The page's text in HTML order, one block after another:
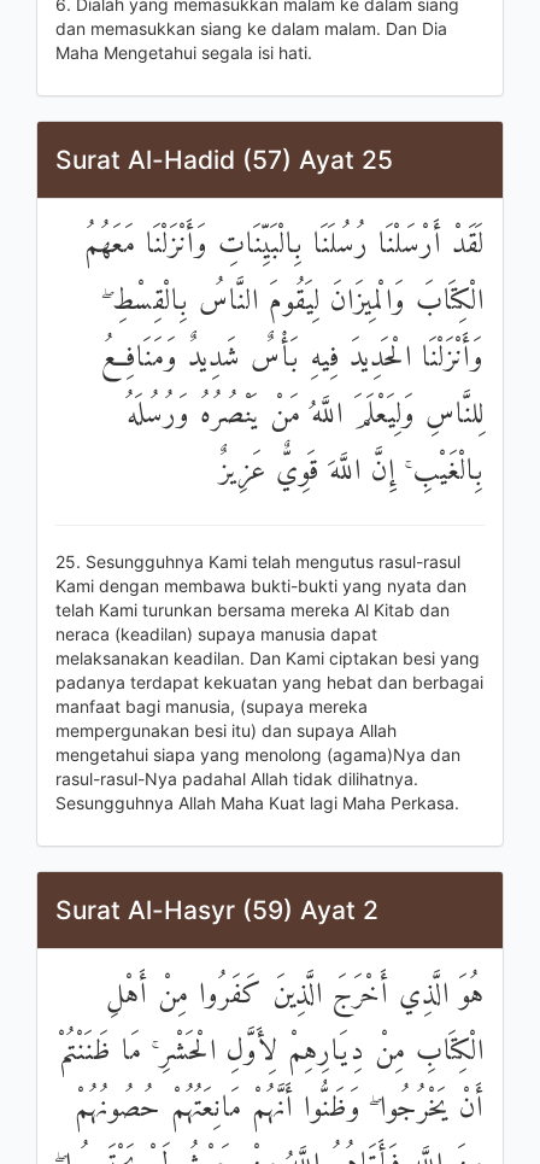
6. Dialah yang memasukkan malam ke dalam siang
dan memasukkan siang ke dalam malam. Dan Dia
Maha Mengetahui segala isi hati.
Surat Al-Hadid (57) Ayat 25
لَقَدْ أَرْسَلْنَا رُسُلَنَا بِالْبَيِّنَاتِ وَأَنْزَلْنَا مَعَهُمُ
الْكِتَابَ وَالْمِيزَانَ لِيَقُومَ النَّاسُ بِالْقِسْطِ ۖ
وَأَنْزَلْنَا الْحَدِيدَ فِيهِ بَأْسٌ شَدِيدٌ وَمَنَافِعُ
لِلنَّاسِ وَلِيَعْلَمَ اللَّهُ مَنْ يَنْصُرُهُ وَرُسُلَهُ
بِالْغَيْبِ ۚ إِنَّ اللَّهَ قَوِيٌّ عَزِيزٌ
25. Sesungguhnya Kami telah mengutus rasul-rasul
Kami dengan membawa bukti-bukti yang nyata dan
telah Kami turunkan bersama mereka Al Kitab dan
neraca (keadilan) supaya manusia dapat
melaksanakan keadilan. Dan Kami ciptakan besi yang
padanya terdapat kekuatan yang hebat dan berbagai
manfaat bagi manusia, (supaya mereka
mempergunakan besi itu) dan supaya Allah
mengetahui siapa yang menolong (agama)Nya dan
rasul-rasul-Nya padahal Allah tidak dilihatnya.
Sesungguhnya Allah Maha Kuat lagi Maha Perkasa.
Surat Al-Hasyr (59) Ayat 2
هُوَ الَّذِي أَخْرَجَ الَّذِينَ كَفَرُوا مِنْ أَهْلِ
الْكِتَابِ مِنْ دِيَارِهِمْ لِأَوَّلِ الْحَشْرِ ۚ مَا ظَنَنْتُمْ
أَنْ يَخْرُجُوا ۖ وَظَنُّوا أَنَّهُمْ مَانِعَتُهُمْ حُصُونُهُمْ